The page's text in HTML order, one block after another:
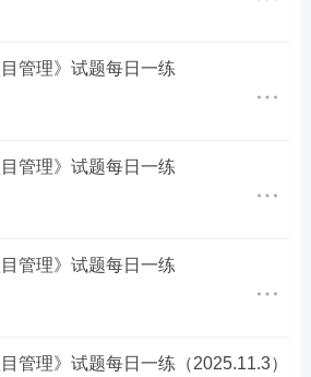
！
，刷更多一建免费试题 ☟☟
管理》试题每日一练
管理》试题每日一练
管理》试题每日一练
管理》试题每日一练（2025.11.3）